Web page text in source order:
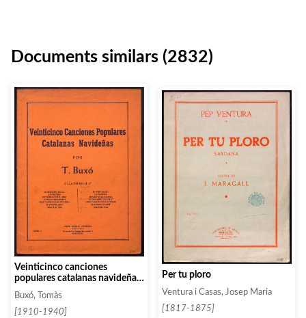
Documents similars (2832)
Veinticinco canciones
populares catalanas navideñas.
Buxó, Tomàs
[1910-1940]
Per tu ploro
Ventura i Casas, Josep Maria
[1817-1875]